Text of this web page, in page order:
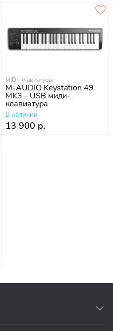
MIDI-клавиатуры
M-AUDIO Keystation 49
MK3 - USB миди-
клавиатура
В наличии
13 900 р.